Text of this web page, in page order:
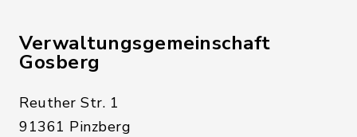
Verwaltungsgemeinschaft
Gosberg
Reuther Str. 1
91361 Pinzberg